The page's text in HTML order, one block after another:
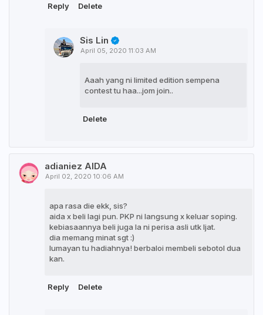
Reply Delete
Sis Lin
April 05, 2020 11:03 AM
Aaah yang ni limited edition sempena
contest tu haa...jom join..
Delete
adianiez AIDA
April 02, 2020 10:06 AM
apa rasa die ekk, sis?
aida x beli lagi pun. PKP ni langsung x keluar soping.
kebiasaannya beli juga la ni perisa asli utk Ijat.
dia memang minat sgt :)
lumayan tu hadiahnya! berbaloi membeli sebotol dua
kan.
Reply Delete